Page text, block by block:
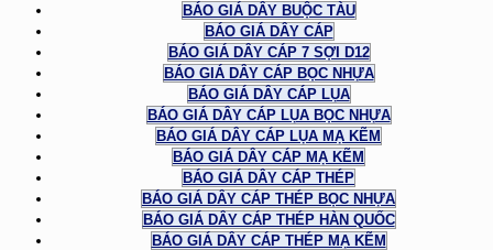
BÁO GIÁ DÂY BUỘC TÀU
BÁO GIÁ DÂY CÁP
BÁO GIÁ DÂY CÁP 7 SỢI D12
BÁO GIÁ DÂY CÁP BỌC NHỰA
BÁO GIÁ DÂY CÁP LỤA
BÁO GIÁ DÂY CÁP LỤA BỌC NHỰA
BÁO GIÁ DÂY CÁP LỤA MẠ KẼM
BÁO GIÁ DÂY CÁP MẠ KẼM
BÁO GIÁ DÂY CÁP THÉP
BÁO GIÁ DÂY CÁP THÉP BỌC NHỰA
BÁO GIÁ DÂY CÁP THÉP HÀN QUỐC
BÁO GIÁ DÂY CÁP THÉP MẠ KẼM